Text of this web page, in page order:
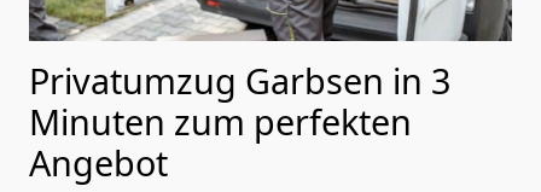
Privatumzug Garbsen in 3
Minuten zum perfekten
Angebot